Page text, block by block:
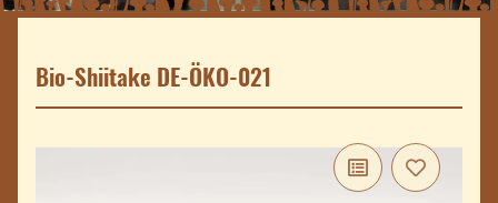
Bio-Shiitake DE-ÖKO-021